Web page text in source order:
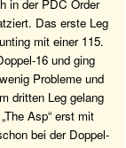
in der PDC Order
Das erste Leg
mit einer 115.
16 und ging
Probleme und
dritten Leg gelang
Asp“ erst mit
bei der Doppel-